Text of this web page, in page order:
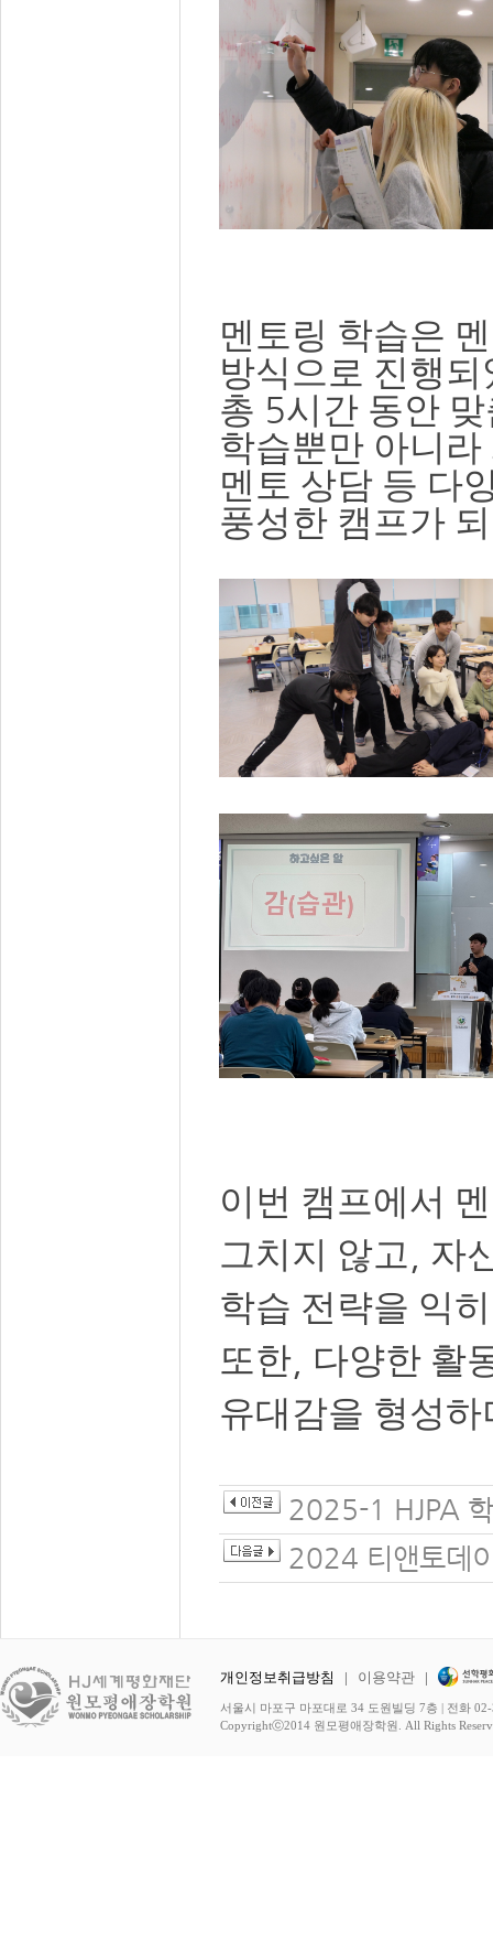
멘토링 학습은
방식으로 진행되
총 5시간 동안
학습뿐만 아니라
멘토 상담 등 다
풍성한 캠프가
이번 캠프에서
그치지 않고
자
학습 전략을 익
또한
다양한 활
유대감을 형성
2025-1 HJPA
2024 티앤토데
개인정보취급방침 | 이용약관 |
서울시 마포구 마포대로 34 도원빌딩 7층 | 전화
Copyrightⓒ2014 원모평애장학원. All Rights